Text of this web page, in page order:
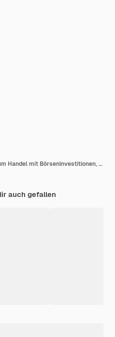
Finanzmarktdiagramm zum Handel mit Börseninvestitionen, Bullish Point, Bearish Point. Trend der Grafik für Geschäftsideen und alle Kunstwerke. Vektor-Illustration.
auch gefallen